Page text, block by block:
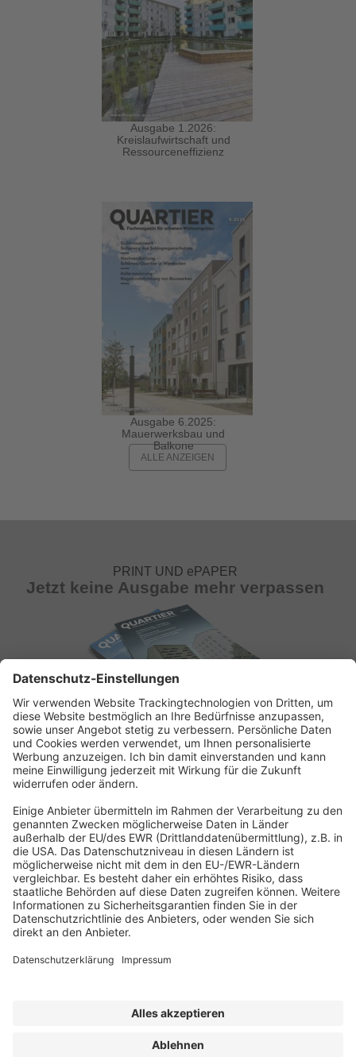
Ausgabe 1.2026:
Kreislaufwirtschaft und
Ressourceneffizienz
Ausgabe 6.2025:
Mauerwerksbau und
Balkone
ALLE ANZEIGEN
PRINT UND ePAPER
Jetzt keine Ausgabe mehr verpassen
ABONNEMENT ANFORDERN
Kostenloses Probeheft anfordern
2025 Quartier